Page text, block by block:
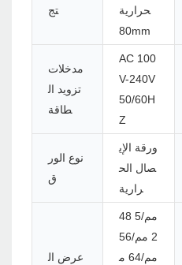
تج
حرارية
80mm
مدخلات
تزويد ال
طاقة
AC 100
V-240V
50/60H
Z
نوع الور
ق
ورقة الإي
صال الح
رارية
عرض ال
48 مم/5
2 مم/56
مم/64 م